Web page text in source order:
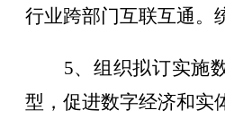
行业跨部门互联互通。
5、 组织拟订实施
型，促进数字经济和实